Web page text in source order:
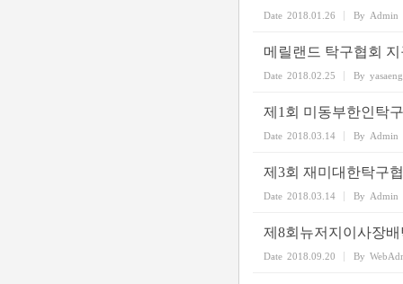
Date 2018.01.26 By Admin
메릴랜드 탁구협회
Date 2018.02.25 By
제1회 미동부한인탁
Date 2018.03.14 By Admin
제3회 재미대한탁구
Date 2018.03.14 By Admin
제8회뉴저지이사장
Date 2018.09.20 By